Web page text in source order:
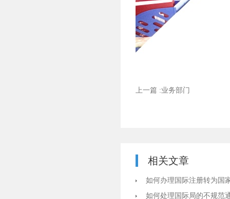
上一篇 :业务部门
相关文章
如何办理国际注册转为国
如何处理国际局的不规范